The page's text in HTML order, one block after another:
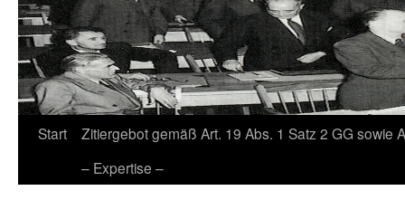
Start
Zitiergebot gemäß Art. 19 Abs. 1 Satz 2 GG sowie
– Expertise –